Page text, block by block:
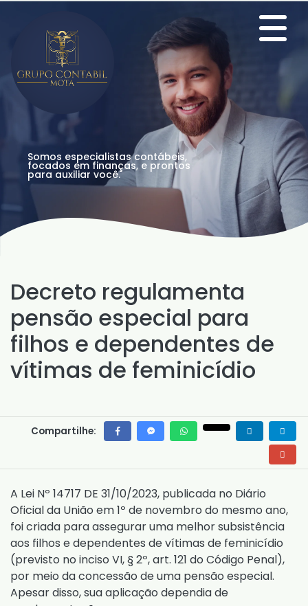
Somos especialistas contábeis,
focados em finanças, e prontos
para auxiliar você.
Decreto regulamenta
pensão especial para
filhos e dependentes de
vítimas de feminicídio
Compartilhe:
A Lei Nº 14717 DE 31/10/2023, publicada no Diário
Oficial da União em 1º de novembro do mesmo ano,
foi criada para assegurar uma melhor subsistência
aos filhos e dependentes de vítimas de feminicídio
(previsto no inciso VI, § 2º, art. 121 do Código Penal),
por meio da concessão de uma pensão especial.
Apesar disso, sua aplicação dependia de